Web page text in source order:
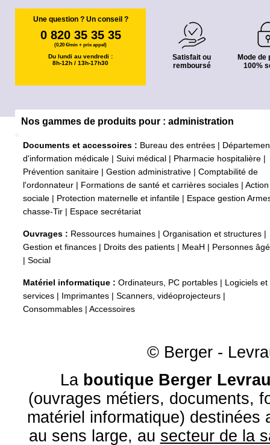
Une question ? Un conseil ?
0 820 35 35 35
(0,20 €/min + prix appel)
Du lundi au vendredi :
8h-12h / 13h-17h30
Satisfait ou
remboursé
Mode de
100%
Nos gammes de produits pour : administration
Documents et accessoires : Bureau des entrées
d'information médicale
Suivi médical Pharmacie hospitalière
Prévention sanitaire
Gestion administrative
Comptabilité de
l'ordonnateur
Formations de santé et carrières sociales
Action
sociale
Protection maternelle et infantile
Espace gestion
chasse-Tir
Espace secrétariat
Ouvrages : Ressources humaines Organisation et structures
Gestion et finances
Droits des patients MeaH
Personnes
Social
Matériel informatique : Ordinateurs, PC portables
Logiciels et
services
Imprimantes Scanners, vidéoprojecteurs
Consommables
Accessoires
© Berger -
La boutique Berger
(ouvrages métiers, documents,
matériel informatique) destinées
au sens large, au secteur de la